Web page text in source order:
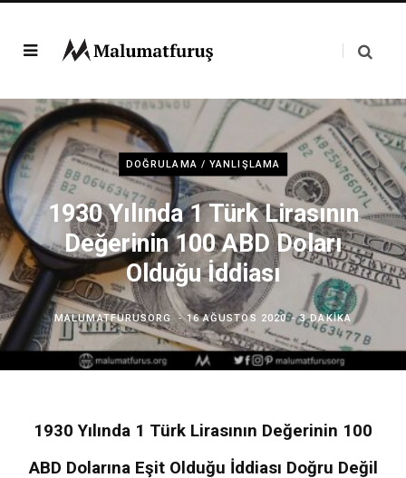
DOĞRULAMA / YANLIŞLAMA
1930 Yılında 1 Türk Lirasının
Değerinin 100 ABD Doları
Olduğu İddiası
MALUMATFURUSORG 16 AĞUSTOS 2020 3 DAKIKA
1930 Yılında 1 Türk Lirasının Değerinin 100
ABD Dolarına Eşit Olduğu İddiası Doğru Değil